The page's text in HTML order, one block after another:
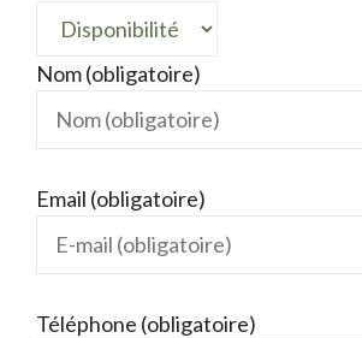
Nom (obligatoire)
Email (obligatoire)
Téléphone (obligatoire)